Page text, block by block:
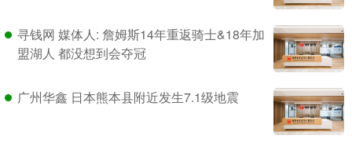
寻钱网 媒体人: 詹姆斯14年重返骑士&18年加
盟湖人 都没想到会夺冠
广州华鑫 日本熊本县附近发生7.1级地震